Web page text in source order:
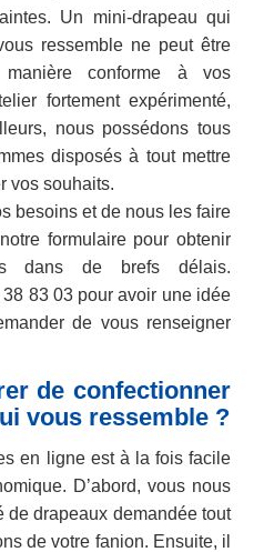
Un mini-drapeau qui
ressemble ne peut être
conforme à vos
fortement expérimenté,
nous possédons tous
disposés à tout mettre
vos souhaits.
besoins et de nous les faire
formulaire pour obtenir
dans de brefs délais.
83 03 pour avoir une idée
de vous renseigner
de confectionner
vous ressemble ?
en ligne est à la fois facile
D’abord, vous nous
de drapeaux demandée tout
de votre fanion. Ensuite, il